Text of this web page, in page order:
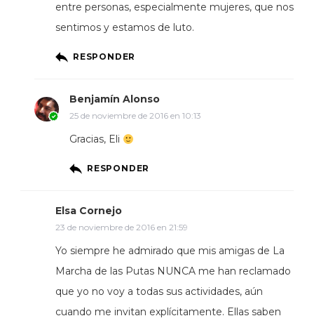
entre personas, especialmente mujeres, que nos
sentimos y estamos de luto.
RESPONDER
Benjamín Alonso
25 de noviembre de 2016 en 10:13
Gracias, Eli
RESPONDER
Elsa Cornejo
23 de noviembre de 2016 en 21:59
Yo siempre he admirado que mis amigas de La
Marcha de las Putas NUNCA me han reclamado
que yo no voy a todas sus actividades, aún
cuando me invitan explícitamente. Ellas saben